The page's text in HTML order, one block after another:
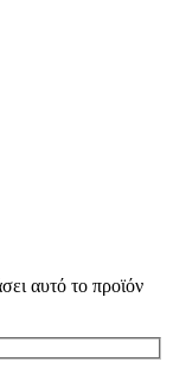
αυτό το προϊόν